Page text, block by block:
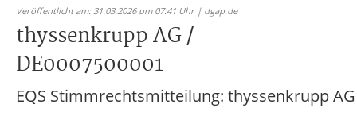
Veröffentlicht am: 31.03.2026 um 07:41 Uhr | dgap.de
thyssenkrupp AG /
DE0007500001
EQS Stimmrechtsmitteilung: thyssenkrupp AG